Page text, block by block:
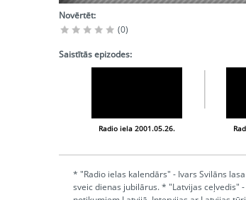
Novērtēt:
(0)
Saistītās epizodes:
Radio iela 2001.05.26.
* "Radio ielas kalendārs" - Ivars Svilāns
sveic dienas jubilārus. * "Latvijas ceļvedis"